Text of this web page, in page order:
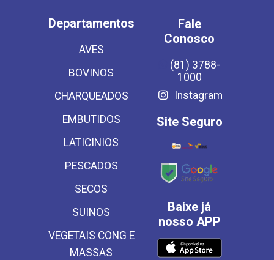
Departamentos
AVES
BOVINOS
CHARQUEADOS
EMBUTIDOS
LATICINIOS
PESCADOS
SECOS
SUINOS
VEGETAIS CONG E
MASSAS
Fale
Conosco
(81) 3788-
1000
Instagram
Site Seguro
Baixe já
nosso APP